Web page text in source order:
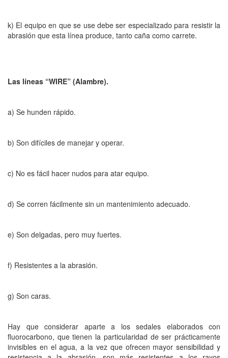
k) El equipo en que se use debe ser especializado para resistir la
abrasión que esta línea produce, tanto caña como carrete.
Las líneas “WIRE” (Alambre).
a) Se hunden rápido.
b) Son difíciles de manejar y operar.
c) No es fácil hacer nudos para atar equipo.
d) Se corren fácilmente sin un mantenimiento adecuado.
e) Son delgadas, pero muy fuertes.
f) Resistentes a la abrasión.
g) Son caras.
Hay que considerar aparte a los sedales elaborados con
fluorocarbono, que tienen la particularidad de ser prácticamente
invisibles en el agua, a la vez que ofrecen mayor sensibilidad y